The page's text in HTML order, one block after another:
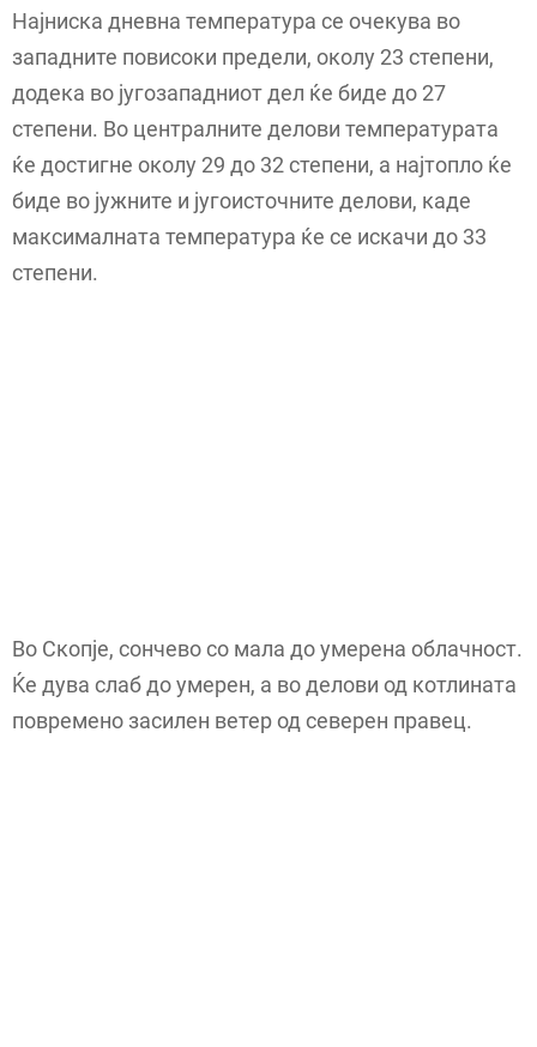
Најниска дневна температура се очекува во
западните повисоки предели, околу 23 степени,
додека во југозападниот дел ќе биде до 27
степени. Во централните делови температурата
ќе достигне околу 29 до 32 степени, а најтопло ќе
биде во јужните и југоисточните делови, каде
максималната температура ќе се искачи до 33
степени.
Во Скопје, сончево со мала до умерена облачност.
Ќе дува слаб до умерен, а во делови од котлината
повремено засилен ветер од северен правец.